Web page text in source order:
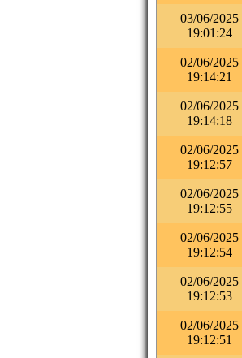
03/06/2025
19:01:24
02/06/2025
19:14:21
02/06/2025
19:14:18
02/06/2025
19:12:57
02/06/2025
19:12:55
02/06/2025
19:12:54
02/06/2025
19:12:53
02/06/2025
19:12:51